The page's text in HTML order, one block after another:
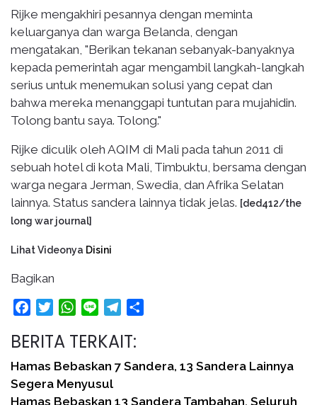
Rijke mengakhiri pesannya dengan meminta
keluarganya dan warga Belanda, dengan
mengatakan, "Berikan tekanan sebanyak-banyaknya
kepada pemerintah agar mengambil langkah-langkah
serius untuk menemukan solusi yang cepat dan
bahwa mereka menanggapi tuntutan para mujahidin.
Tolong bantu saya. Tolong."
Rijke diculik oleh AQIM di Mali pada tahun 2011 di
sebuah hotel di kota Mali, Timbuktu, bersama dengan
warga negara Jerman, Swedia, dan Afrika Selatan
lainnya. Status sandera lainnya tidak jelas. [ded412/the
long war journal]
Lihat Videonya Disini
Bagikan
FacebookTwitterWhatsApp
Line Telegram
BERITA TERKAIT:
Hamas Bebaskan 7 Sandera, 13 Sandera Lainnya
Segera Menyusul
Hamas Bebaskan 13 Sandera Tambahan, Seluruh